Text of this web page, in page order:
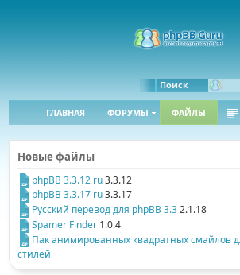
Поиск
ГЛАВНАЯ ФОРУМЫ ФАЙЛЫ
Новые файлы
phpBB 3.3.12 ru3.3.12
phpBB 3.3.17 ru3.3.17
Русский перевод для phpBB 3.32.1.18
Spamer Finder 1.0.4
Пак анимированных квадратных смайлов
стилей